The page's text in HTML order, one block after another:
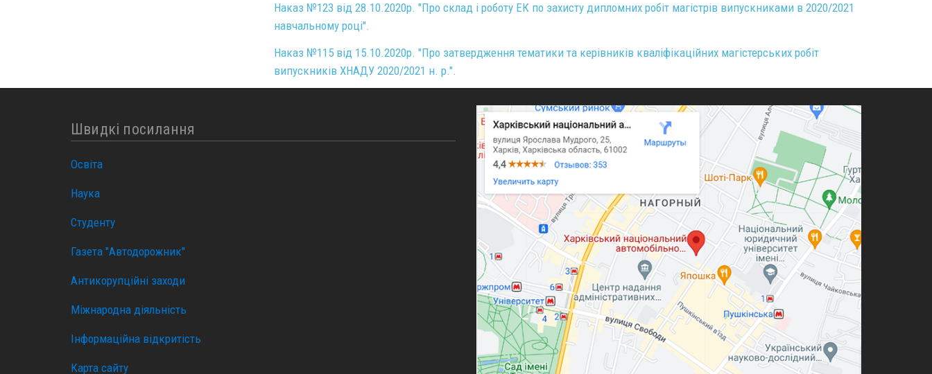
Наказ №123 від 28.10.2020р. "Про склад і роботу ЕК по захисту дипломних робіт магістрів випускниками в 2020/2021
навчальному році".
Наказ №115 від 15.10.2020р. "Про затвердження тематики та керівників кваліфікаційних магістерських робіт
випускників ХНАДУ 2020/2021 н. р.".
Швидкі посилання
Освіта
Наука
Студенту
Газета "Автодорожник"
Антикорупційні заходи
Міжнародна діяльність
Інформаційна відкритість
Карта сайту